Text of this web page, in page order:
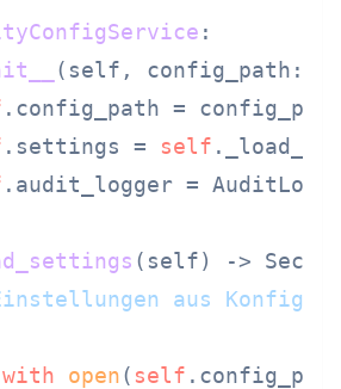
:
( self, config_path:
.config_path =
.settings = self
.audit_logger =
( self) ->
aus
with
open( self